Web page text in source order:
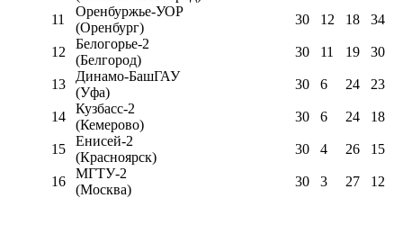
11
Оренбуржье-УОР
(Оренбург)
30 12 18 34
12
Белогорье-2
(Белгород)
30 11 19 30
13
Динамо-БашГАУ
(Уфа)
30 6 24 23
14
Кузбасс-2
(Кемерово)
30 6 24 18
15
Енисей-2
(Красноярск)
30 4 26 15
16
МГТУ-2
(Москва)
30 3 27 12